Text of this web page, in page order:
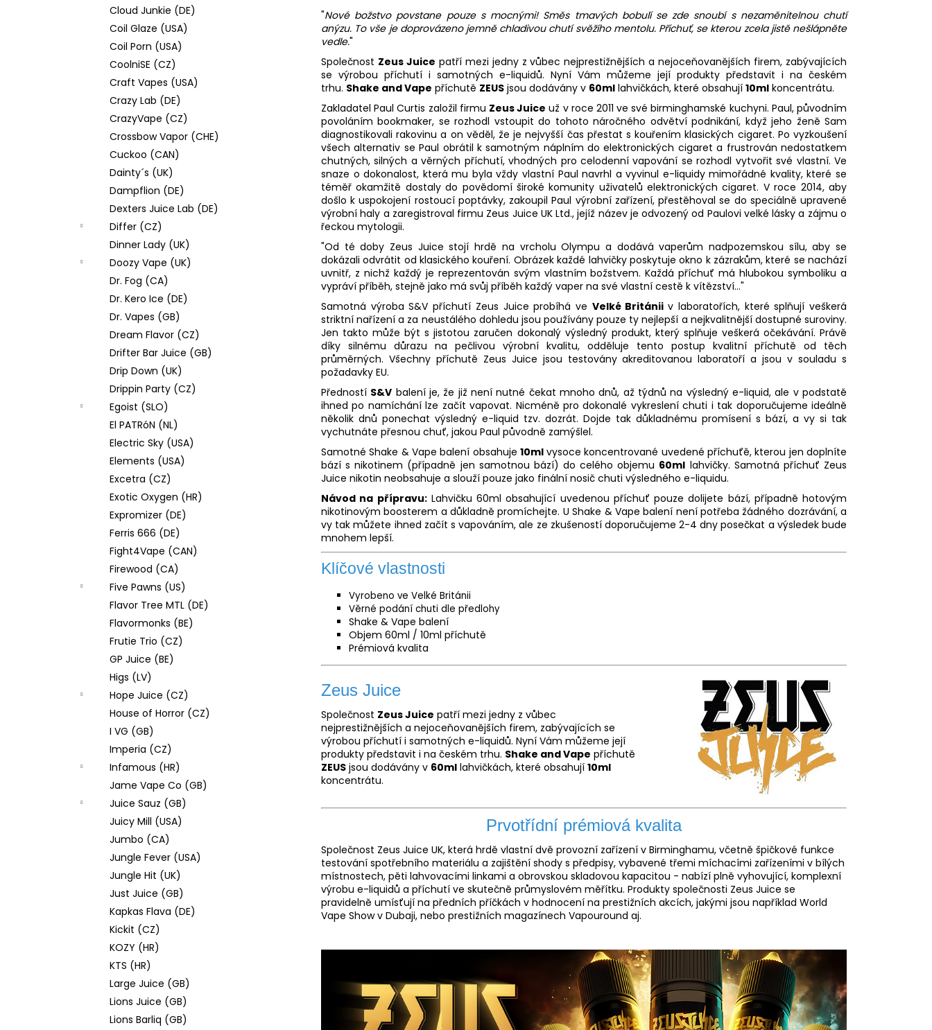
Cloud Junkie (DE)
Coil Glaze (USA)
Coil Porn (USA)
CoolniSE (CZ)
Craft Vapes (USA)
Crazy Lab (DE)
CrazyVape (CZ)
Crossbow Vapor (CHE)
Cuckoo (CAN)
Dainty´s (UK)
Dampflion (DE)
Dexters Juice Lab (DE)
Differ (CZ)
Dinner Lady (UK)
Doozy Vape (UK)
Dr. Fog (CA)
Dr. Kero Ice (DE)
Dr. Vapes (GB)
Dream Flavor (CZ)
Drifter Bar Juice (GB)
Drip Down (UK)
Drippin Party (CZ)
Egoist (SLO)
El PATRóN (NL)
Electric Sky (USA)
Elements (USA)
Excetra (CZ)
Exotic Oxygen (HR)
Expromizer (DE)
Ferris 666 (DE)
Fight4Vape (CAN)
Firewood (CA)
Five Pawns (US)
Flavor Tree MTL (DE)
Flavormonks (BE)
Frutie Trio (CZ)
GP Juice (BE)
Higs (LV)
Hope Juice (CZ)
House of Horror (CZ)
I VG (GB)
Imperia (CZ)
Infamous (HR)
Jame Vape Co (GB)
Juice Sauz (GB)
Juicy Mill (USA)
Jumbo (CA)
Jungle Fever (USA)
Jungle Hit (UK)
Just Juice (GB)
Kapkas Flava (DE)
Kickit (CZ)
KOZY (HR)
KTS (HR)
Large Juice (GB)
Lions Juice (GB)
Lions Barliq (GB)
"Nové božstvo povstane pouze s mocnými! Směs tmavých bobulí se zde snoubí s nezaměnitelnou chutí
anýzu. To vše je doprovázeno jemně chladivou chutí svěžího mentolu. Příchuť, se kterou zcela jistě nešlápněte
vedle."
Společnost Zeus Juice patří mezi jedny z vůbec nejprestižnějších a nejoceňovanějších firem, zabývajících
se výrobou příchutí i samotných e-liquidů. Nyní Vám můžeme její produkty představit i na českém
trhu. Shake and Vape příchutě ZEUS jsou dodávány v 60ml lahvičkách, které obsahují 10ml koncentrátu.
Zakladatel Paul Curtis založil firmu Zeus Juice už v roce 2011 ve své birminghamské kuchyni. Paul, původním
povoláním bookmaker, se rozhodl vstoupit do tohoto náročného odvětví podnikání, když jeho ženě Sam
diagnostikovali rakovinu a on věděl, že je nejvyšší čas přestat s kouřením klasických cigaret. Po vyzkoušení
všech alternativ se Paul obrátil k samotným náplním do elektronických cigaret a frustrován nedostatkem
chutných, silných a věrných příchutí, vhodných pro celodenní vapování se rozhodl vytvořit své vlastní. Ve
snaze o dokonalost, která mu byla vždy vlastní Paul navrhl a vyvinul e-liquidy mimořádné kvality, které se
téměř okamžitě dostaly do povědomí široké komunity uživatelů elektronických cigaret. V roce 2014, aby
došlo k uspokojení rostoucí poptávky, zakoupil Paul výrobní zařízení, přestěhoval se do speciálně upravené
výrobní haly a zaregistroval firmu Zeus Juice UK Ltd., jejíž název je odvozený od Paulovi velké lásky a zájmu o
řeckou mytologii.
"Od té doby Zeus Juice stojí hrdě na vrcholu Olympu a dodává vaperům nadpozemskou sílu, aby se
dokázali odvrátit od klasického kouření. Obrázek každé lahvičky poskytuje okno k zázrakům, které se nachází
uvnitř, z nichž každý je reprezentován svým vlastním božstvem. Každá příchuť má hlubokou symboliku a
vypráví příběh, stejně jako má svůj příběh každý vaper na své vlastní cestě k vítězství..."
Samotná výroba S&V příchutí Zeus Juice probíhá ve Velké Britániiv laboratořích, které splňují veškerá
striktní nařízení a za neustálého dohledu jsou používány pouze ty nejlepší a nejkvalitnější dostupné suroviny.
Jen takto může být s jistotou zaručen dokonalý výsledný produkt, který splňuje veškerá očekávání. Právě
díky silnému důrazu na pečlivou výrobní kvalitu, odděluje tento postup kvalitní příchutě od těch
průměrných. Všechny příchutě Zeus Juice jsou testovány akreditovanou laboratoří a jsou v souladu s
požadavky EU.
Předností S&V balení je, že již není nutné čekat mnoho dnů, až týdnů na výslednýe-liquid, ale v podstatě
ihned po namíchání lze začít vapovat. Nicméně pro dokonalé vykreslení chuti i tak doporučujeme ideálně
několik dnů ponechat výsledný e-liquid tzv. dozrát. Dojde tak důkladnému promísení s bází, a vy si tak
vychutnáte přesnou chuť, jakou Paul původně zamýšlel.
Samotné Shake & Vape balení obsahuje 10mlvysoce koncentrované uvedené příchuťě, kterou jen doplníte
bází s nikotinem (případně jen samotnou bází) do celého objemu 60ml lahvičky. Samotná příchuť Zeus
Juice nikotin neobsahuje a slouží pouze jako finální nosič chuti výsledného e-liquidu.
Návod na přípravu:Lahvičku 60ml obsahující uvedenou příchuť pouze dolijete bází, případně hotovým
nikotinovým boosterem a důkladně promíchejte. U Shake & Vape balení není potřeba žádného dozrávání, a
vy tak můžete ihned začít s vapováním, ale ze zkušeností doporučujeme 2-4 dny posečkat a výsledek bude
mnohem lepší.
Klíčové vlastnosti
Vyrobeno ve Velké Británii
Věrné podání chuti dle předlohy
Shake & Vape balení
Objem 60ml / 10ml příchutě
Prémiová kvalita
Zeus Juice
Společnost Zeus Juice patří mezi jedny z vůbec
nejprestižnějších a nejoceňovanějších firem, zabývajících se
výrobou příchutí i samotných e-liquidů. Nyní Vám můžeme její
produkty představit i na českém trhu. Shake and Vape příchutě
ZEUS jsou dodávány v 60ml lahvičkách, které obsahují 10ml
koncentrátu.
Prvotřídní prémiová kvalita
Společnost Zeus Juice UK, která hrdě vlastní dvě provozní zařízení v Birminghamu, včetně špičkové funkce
testování spotřebního materiálu a zajištění shody s předpisy, vybavené třemi míchacími zařízeními v bílých
místnostech, pěti lahvovacími linkami a obrovskou skladovou kapacitou - nabízí plně vyhovující, komplexní
výrobu e-liquidů a příchutí ve skutečně průmyslovém měřítku. Produkty společnosti Zeus Juice se
pravidelně umísťují na předních příčkách v hodnocení na prestižních akcích, jakými jsou například World
Vape Show v Dubaji, nebo prestižních magazínech Vapouround aj.